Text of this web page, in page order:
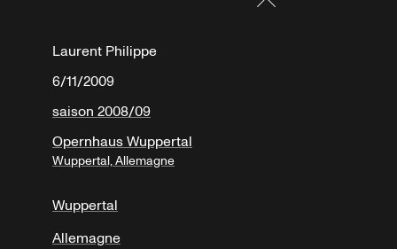
Laurent Philippe
6/11/2009
saison 2008/09
Opernhaus Wuppertal
Wuppertal, Allemagne
Wuppertal
Allemagne